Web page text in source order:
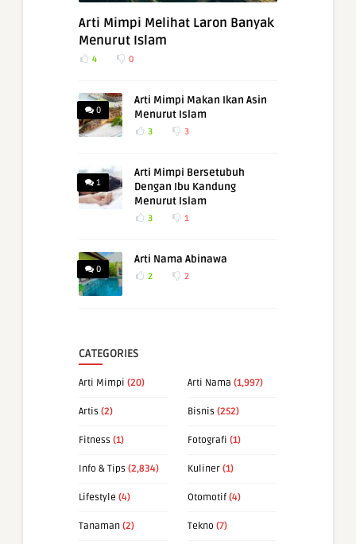
Arti Mimpi Melihat Laron Banyak
Menurut Islam
4 0
0
Arti Mimpi Makan Ikan Asin
Menurut Islam
3 3
1
Arti Mimpi Bersetubuh
Dengan Ibu Kandung
Menurut Islam
3 1
0
Arti Nama Abinawa
2 2
CATEGORIES
Arti Mimpi (20) Arti Nama (1,997)
Artis (2) Bisnis (252)
Fitness (1) Fotografi (1)
Info & Tips (2,834) Kuliner (1)
Lifestyle (4) Otomotif (4)
Tanaman (2) Tekno (7)